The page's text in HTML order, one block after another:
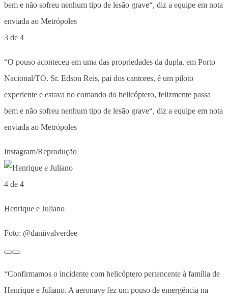
3 de 4
“O pouso aconteceu em uma das propriedades da dupla, em Porto
Nacional/TO. Sr. Edson Reis, pai dos cantores, é um piloto
experiente e estava no comando do helicóptero, felizmente passa
bem e não sofreu nenhum tipo de lesão grave“, diz a equipe em nota
enviada ao Metrópoles
Instagram/Reprodução
4 de 4
Henrique e Juliano
Foto: @daniivalverdee
“Confirmamos o incidente com helicóptero pertencente à família de
Henrique e Juliano. A aeronave fez um pouso de emergência na